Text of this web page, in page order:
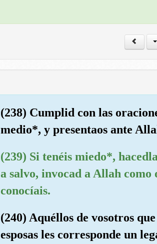
(238) Cumplid con las
medio*, y presentaos ante
(239) Si tenéis miedo*,
a salvo, invocad a Allah como
conocíais.
(240) Aquéllos de vosotros
esposas les corresponde un